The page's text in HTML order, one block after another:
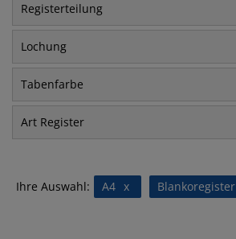
Registerteilung
Lochung
Tabenfarbe
Art Register
Ihre Auswahl: x
A4 Blankoregister